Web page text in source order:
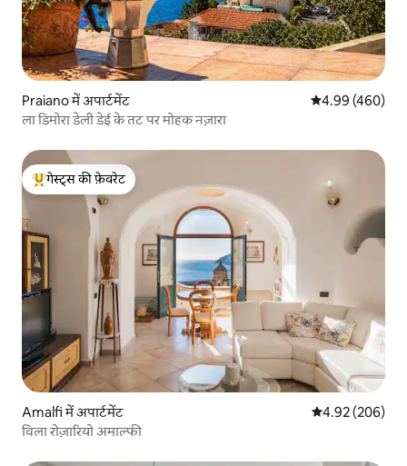
Praiano में अपार्टमेंट औसत रेटिंग 5 में से
4.99 (460)
ला डिमोरा डेली डेई के तट पर मोहक नज़ारा
गेस्ट्स का टॉप फ़ेवरेट
गेस्ट्स की फ़ेवरेट
Amalfi में अपार्टमेंट औसत रेटिंग 5 में से
4.92 (206)
विला रोज़ारियो अमाल्फी